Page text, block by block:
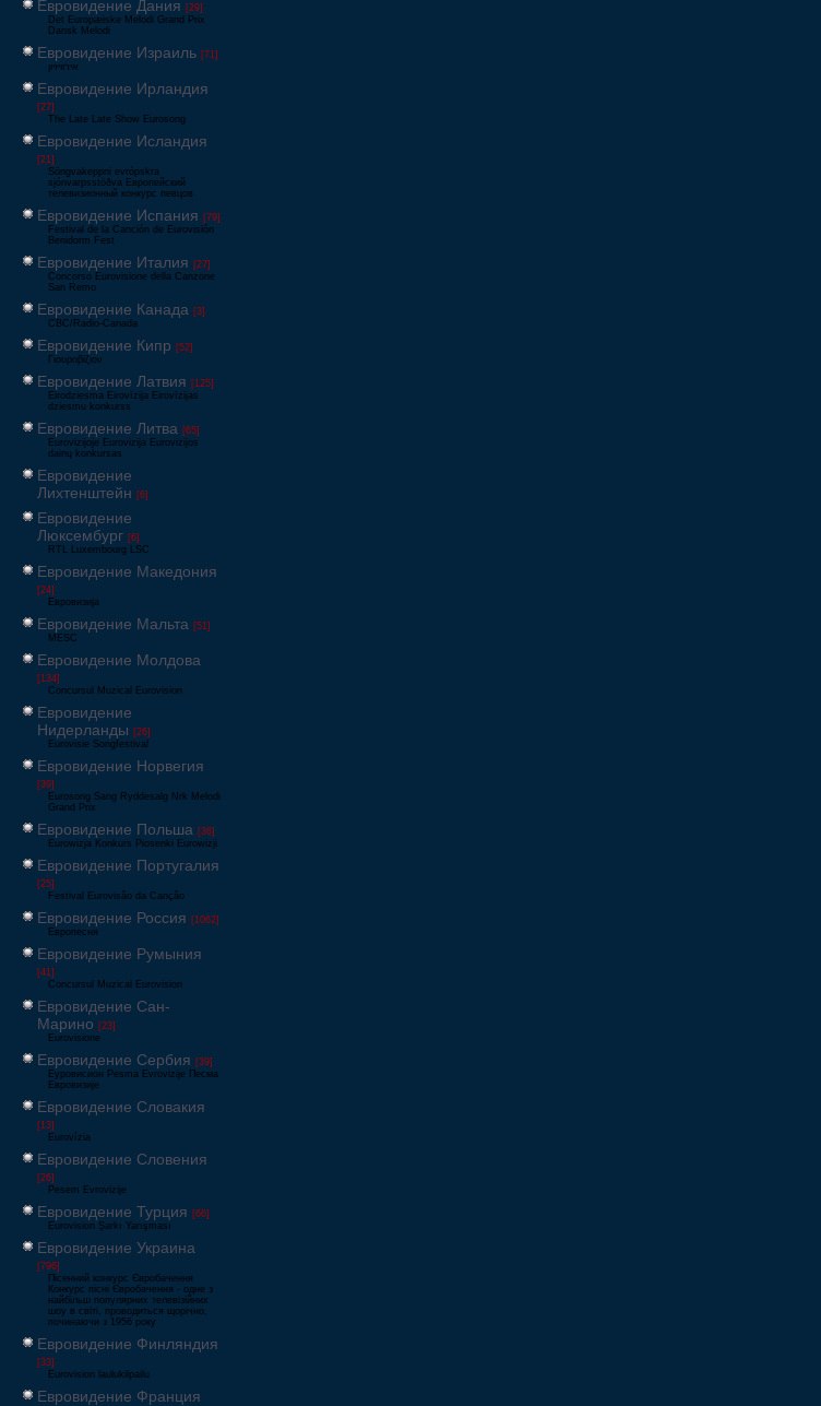
Евровидение Дания [29]
Det Europæiske Melodi Grand Prix
Dansk Melodi
Евровидение Израиль [71]
‏אירוויזיון
Евровидение Ирландия
[27]
The Late Late Show Eurosong
Евровидение Исландия
[21]
Söngvakeppni evrópskra
sjónvarpsstöðva Европейский
телевизионный конкурс певцов
Евровидение Испания [79]
Festival de la Canción de Eurovisión
Benidorm Fest
Евровидение Италия [27]
Concorso Eurovisione della Canzone
San Remo
Евровидение Канада [3]
CBC/Radio-Canada
Евровидение Кипр [52]
Γιουροβίζιον
Евровидение Латвия [125]
Eirodziesma Eirovīzija Eirovīzijas
dziesmu konkurss
Евровидение Литва [65]
Eurovizijoje Eurovizija Eurovizijos
dainų konkursas
Евровидение
Лихтенштейн [6]
Евровидение
Люксембург [6]
RTL Luxembourg LSC
Евровидение Македония
[24]
Евровизија
Евровидение Мальта [51]
MESC
Евровидение Молдова
[134]
Concursul Muzical Eurovision
Евровидение
Нидерланды [26]
Eurovisie Songfestival
Евровидение Норвегия
[39]
Eurosong Sang Ryddesalg Nrk Melodi
Grand Prix
Евровидение Польша [36]
Eurowizja Konkurs Piosenki Eurowizji
Евровидение Португалия
[25]
Festival Eurovisão da Canção
Евровидение Россия [1062]
Европесня
Евровидение Румыния
[41]
Concursul Muzical Eurovision
Евровидение Сан-
Марино [23]
Eurovisione
Евровидение Сербия [39]
Еуровисион Pesma Evrovizije Песма
Евровизије
Евровидение Словакия
[13]
Eurovízia
Евровидение Словения
[26]
Pesem Evrovizije
Евровидение Турция [66]
Eurovision Şarkı Yarışması
Евровидение Украина
[796]
Пісенний конкурс Євробачення
Конкурс пісні Євробачення - одне з
найбільш популярних телевізійних
шоу в світі, проводиться щорічно,
починаючи з 1956 року
Евровидение Финляндия
[33]
Eurovision laulukilpailu
Евровидение Франция